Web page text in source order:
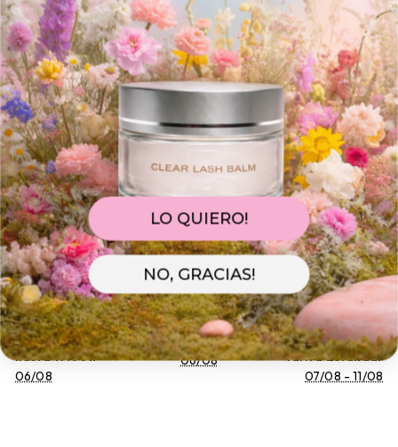
CARACTERÍSTICAS CLAVE
INGREDIENTES
HACER UNA PREGUNTA
Haz tu pedido hasta h.17:00 para que salga hoy
mismo! Quedan
11h 11m 34s
📦 Con la tarifa Estándar recíbelos entre 07/08 y 11/08.
📦⚡ Lo necesitas antes?
Elige la tarifa
Si lo pides en este momento,
llegará 07/08 , hasta las h.14:00
Realiza tu pedido
hasta 17:00h
06/08
Lo preparamos
06/08
Te llegará con
Tarifa Estándar
07/08 - 11/08
LO QUIERO!
NO, GRACIAS!